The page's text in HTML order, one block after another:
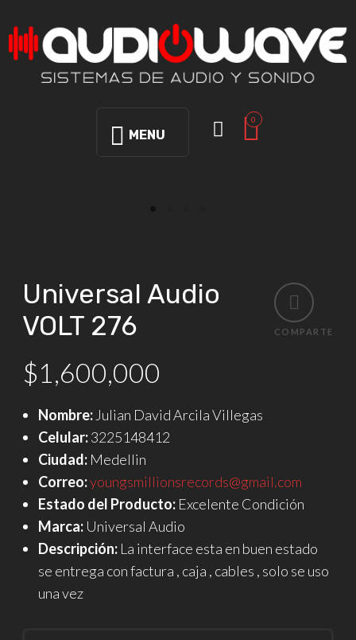
MENU
0
COMPARTE
Universal Audio
VOLT 276
$1,600,000
Nombre: Julian David Arcila Villegas
Celular:3225148412
Ciudad: Medellin
Correo:youngsmillionsrecords@gmail.com
Estado del Producto: Excelente Condición
Marca: Universal Audio
Descripción: La interface esta en buen estado
se entrega con factura , caja , cables , solo se uso
una vez